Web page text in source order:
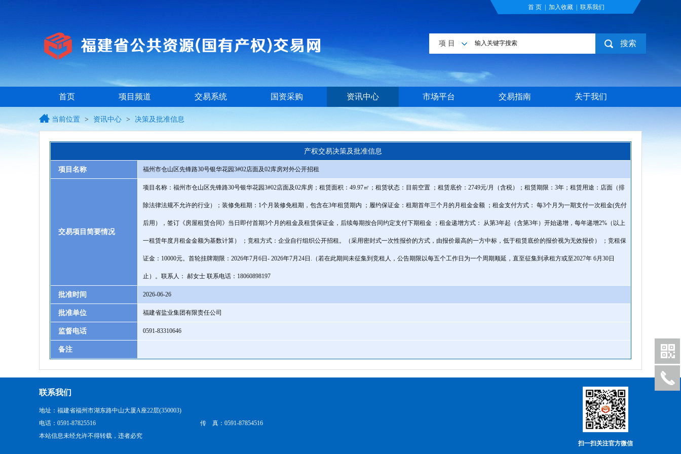
首 页 加入收藏 联系我们
项 目 搜索
首页 项目频道 交易系统 国资采购 资讯中心 市场平台 交易指南 关于我们
当前位置 > 资讯中心 > 决策及批准信息
产权交易决策及批准信息
项目名称 福州市仓山区先锋路30号银华花园3#02店面及02库房对外公开招租
交易项目简要情况
项目名称：福州市仓山区先锋路30号银华花园3#02店面及02库房；租赁面积：49.97㎡；租赁状态：目前空置 ；租赁底价：2749元/月（含税）；租赁期限：3年；租赁用途：店面（排
除法律法规不允许的行业）；装修免租期：1个月装修免租期，包含在3年租赁期内 ；履约保证金：租期首年三个月的月租金金额 ；租金支付方式： 每3个月为一期支付一次租金(先付
后用），签订《房屋租赁合同》当日即付首期3个月的租金及租赁保证金，后续每期按合同约定支付下期租金 ；租金递增方式： 从第3年起（含第3年）开始递增，每年递增2%（以上
一租赁年度月租金金额为基数计算） ；竞租方式：企业自行组织公开招租。（采用密封式一次性报价的方式，由报价最高的一方中标，低于租赁底价的报价视为无效报价） ；竞租保
证金：10000元。首轮挂牌期限：2026年7月6日- 2026年7月24日.（若在此期间未征集到竞租人，公告期限以每五个工作日为一个周期顺延，直至征集到承租方或至2027年 6月30日
止）。联系人： 郝女士 联系电话：18060898197
批准时间 2026-06-26
批准单位 福建省盐业集团有限责任公司
监督电话 0591-83310646
备注
联系我们
地址：福建省福州市湖东路中山大厦A座22层(350003)
电话：0591-87825516
传 真：0591-87854516
本站信息未经允许不得转载，违者必究
扫一扫关注官方微信